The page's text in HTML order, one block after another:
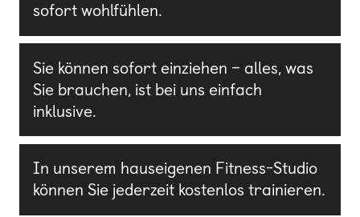
sofort wohlfühlen.
Sie können sofort einziehen – alles, was
Sie brauchen, ist bei uns einfach
inklusive.
In unserem hauseigenen Fitness-Studio
können Sie jederzeit kostenlos trainieren.